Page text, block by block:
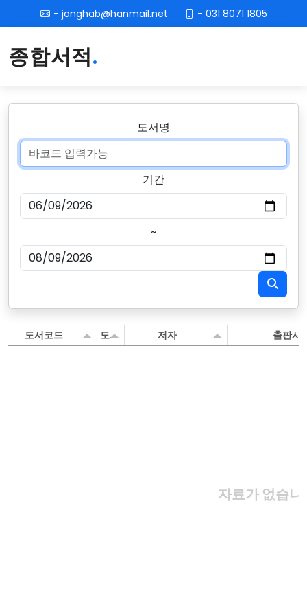
- jonghab@hanmail.net - 031 8071 1805
종합서적.
도서명
기간
~
도서코드 도서명 저자 출판사
자료가 없습니